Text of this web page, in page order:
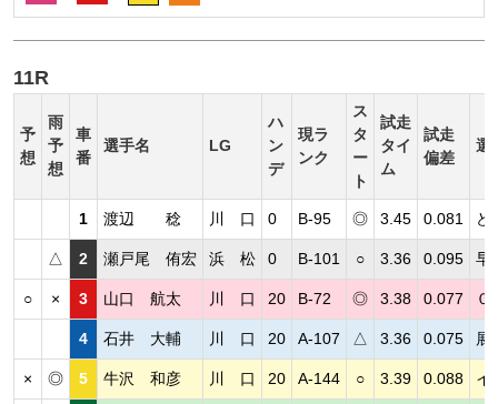
11R
予
想
雨
予
想
車
番
選手名 LG
ハ
ン
デ
現ラ
ンク
ス
タ
ー
ト
試走
タイ
ム
試走
偏差
選
1 渡辺 稔 川 口 0 B-95 ◎ 3.45 0.081 ど
△ 2 瀬戸尾 侑宏 浜 松 0 B-101 ○ 3.36 0.095 早
○ × 3 山口 航太 川 口 20 B-72 ◎ 3.38 0.077 ０
4 石井 大輔 川 口 20 A-107 △ 3.36 0.075 展
× ◎ 5 牛沢 和彦 川 口 20 A-144 ○ 3.39 0.088 イ